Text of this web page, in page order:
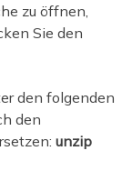
zu öffnen,
Sie den
den folgenden
den
unzip